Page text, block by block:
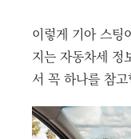
이렇게 기아 스팅
지는 자동차세 정
서 꼭 하나를 참